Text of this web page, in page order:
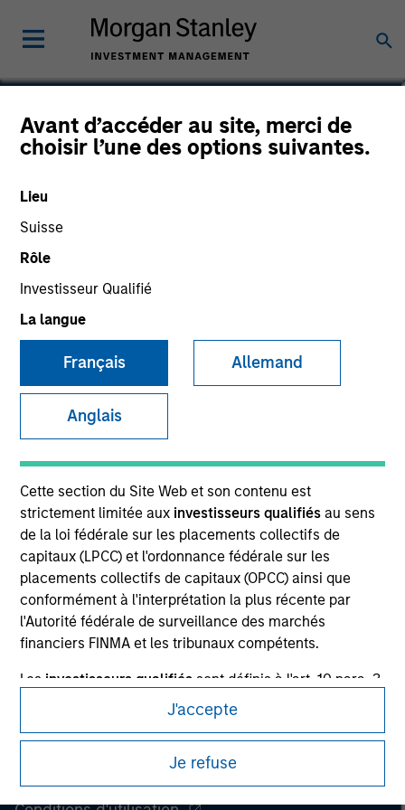
Avant d’accéder au site, merci de
choisir l’une des options suivantes.
Lieu
Suisse
Rôle
Investisseur Qualifié
La langue
Français Allemand
Anglais
Cette section du Site Web et son contenu est
strictement limitée aux investisseurs qualifiésau sens
de la loi fédérale sur les placements collectifs de
capitaux (LPCC) et l'ordonnance fédérale sur les
placements collectifs de capitaux (OPCC) ainsi que
conformément à l'interprétation la plus récente par
l'Autorité fédérale de surveillance des marchés
financiers FINMA et les tribunaux compétents.
Les investisseurs qualifiés sont définis à l'art. 10 para. 3
a-d, 3bis, 3ter LPCC (tels que les intermédiaires
financiers réglementés, les institutions d'assurance
réglementées, les entités publiques et les institutions de
retraite ayant une trésorerie professionnelle, les
sociétés ayant des activités de trésorerie
J'accepte
Je refuse
Morgan Stanley Careers
Ce document est une communication promotionnelle.
Les utilisateurs sont invités à prendre connaissance des
conditions d’utilisation avant d’engager toute procédure, car
celles-ci mentionnent des restrictions légales et réglementaires
applicables à la diffusion des informations relatives aux produits
d’investissement de Morgan Stanley Investment Management.
Les services décrits sur ce site Web peuvent ne pas être
disponibles dans certaines juridictions ou pour certaines
personnes. Merci de consulter nos conditions d’utilisation pour
de plus amples informations.
Confidentialité